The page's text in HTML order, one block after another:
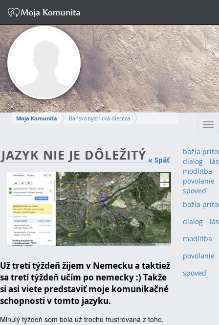
Moja Komunita
Banskobystrická diecéza
ZUZANA
Napísať správu
« Späť
JAZYK NIE JE DÔLEŽITÝ
Už tretí týždeň žijem v Nemecku a taktiež
sa tretí týždeň učím po nemecky :) Takže
si asi viete predstaviť moje komunikačné
schopnosti v tomto jazyku.
Minulý týždeň som bola už trochu frustrovaná z toho,
božia
dialog
modlitba
povolanie
spoveď
božia
dialog (1)
modlitba
povolanie
spoveď(1)